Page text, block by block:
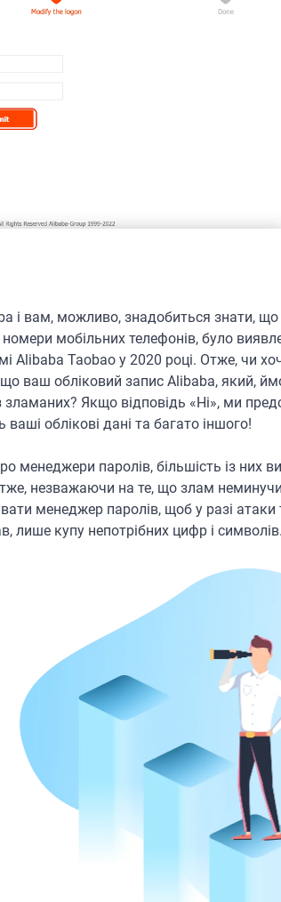
і вам, можливо, знадобиться знати,
мобільних телефонів, було
Alibaba Taobao у 2020 році. Отже, чи
ваш обліковий запис Alibaba, який,
Якщо відповідь «Ні», ми
облікові дані та багато іншого!
менеджери паролів, більшість із них
незважаючи на те, що злам
менеджер паролів, щоб у разі
лише купу непотрібних цифр і символів.